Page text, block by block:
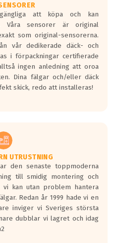
vara
det
att köpa och kan
Våra sensorer är original
som original-sensorerna.
vår dedikerade däck- och
i förpackningar certifierade
ingen anledning att oroa
Dina fälgar och/eller däck
skick, redo att installeras!
UTRUSTNING
den senaste toppmoderna
till smidig montering och
kan utan problem hantera
Redan år 1999 hade vi en
inviger vi Sveriges största
dubblar vi lagret och idag